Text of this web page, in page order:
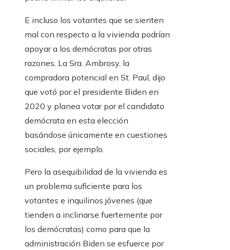
E incluso los votantes que se sienten
mal con respecto a la vivienda podrían
apoyar a los demócratas por otras
razones. La Sra. Ambrosy, la
compradora potencial en St. Paul, dijo
que votó por el presidente Biden en
2020 y planea votar por el candidato
demócrata en esta elección
basándose únicamente en cuestiones
sociales, por ejemplo.
Pero la asequibilidad de la vivienda es
un problema suficiente para los
votantes e inquilinos jóvenes (que
tienden a inclinarse fuertemente por
los demócratas) como para que la
administración Biden se esfuerce por